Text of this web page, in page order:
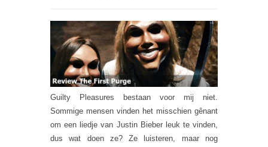
Guilty Pleasures bestaan voor mij niet.
Sommige mensen vinden het misschien gênant
om een liedje van Justin Bieber leuk te vinden,
dus wat doen ze? Ze luisteren, maar nog